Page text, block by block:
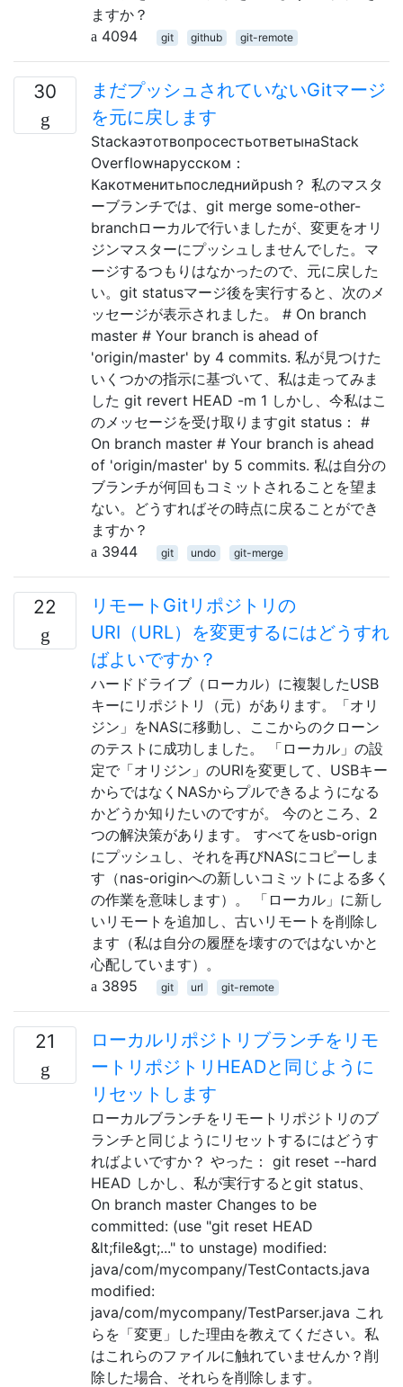
ますか？
4094
git github git-remote
30
まだプッシュされていないGitマージ
を元に戻します
StackаэтотвопросестьответынаStack
Overflowнарусском：
Какотменитьпоследнийpush？ 私のマスタ
ーブランチでは、git merge some-other-
branchローカルで行いましたが、変更をオリ
ジンマスターにプッシュしませんでした。マ
ージするつもりはなかったので、元に戻した
い。git statusマージ後を実行すると、次のメ
ッセージが表示されました。 # On branch
master # Your branch is ahead of
'origin/master' by 4 commits. 私が見つけた
いくつかの指示に基づいて、私は走ってみま
した git revert HEAD -m 1 しかし、今私はこ
のメッセージを受け取りますgit status： #
On branch master # Your branch is ahead
of 'origin/master' by 5 commits. 私は自分の
ブランチが何回もコミットされることを望ま
ない。どうすればその時点に戻ることができ
ますか？
3944
git undo git-merge
22
リモートGitリポジトリの
URI（URL）を変更するにはどうすれ
ばよいですか？
ハードドライブ（ローカル）に複製したUSB
キーにリポジトリ（元）があります。「オリ
ジン」をNASに移動し、ここからのクローン
のテストに成功しました。 「ローカル」の設
定で「オリジン」のURIを変更して、USBキー
からではなくNASからプルできるようになる
かどうか知りたいのですが。 今のところ、2
つの解決策があります。 すべてをusb-orign
にプッシュし、それを再びNASにコピーしま
す（nas-originへの新しいコミットによる多く
の作業を意味します）。 「ローカル」に新し
いリモートを追加し、古いリモートを削除し
ます（私は自分の履歴を壊すのではないかと
心配しています）。
3895
git url git-remote
21
ローカルリポジトリブランチをリモ
ートリポジトリHEADと同じように
リセットします
ローカルブランチをリモートリポジトリのブ
ランチと同じようにリセットするにはどうす
ればよいですか？ やった： git reset --hard
HEAD しかし、私が実行するとgit status、
On branch master Changes to be
committed: (use "git reset HEAD
&lt;file&gt;..." to unstage) modified:
java/com/mycompany/TestContacts.java
modified:
java/com/mycompany/TestParser.java これ
らを「変更」した理由を教えてください。私
はこれらのファイルに触れていませんか？削
除した場合、それらを削除します。